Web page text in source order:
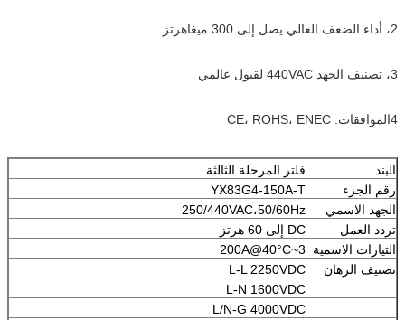
2، أداء الضعف العالي يصل إلى 300 ميغاهرتز
3، تصنيف الجهد 440VAC لقبول عالمي
4الموافقات: CE، ROHS، ENEC
البند
فلتر المرحلة الثالثة
رقم الجزء
YX83G4-150A-T
الجهد الاسمي
250/440VAC،50/60Hz
تردد العمل
DC إلى 60 هرتز
التيارات الاسمية
3~200A@40°C
تصنيف الرهان
L-L 2250VDC
L-N 1600VDC
L/N-G 4000VDC